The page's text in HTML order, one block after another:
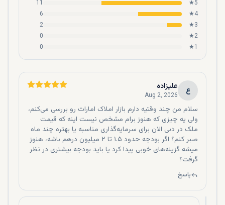
ساختمان های دبیبسیار کمتر است.
امکانات رفاهی پیشرفته آپارتمان ها
آخرین دلیلی که باور داریم بخاطر آن بسیاری از افراد تصمیم
می‌گیرند در آپارتمان‌های دبی زندگی کنند، این است که آپارتمان‌ها
به محل‌های رفاهی عالی مانند باشگاه‌های ورزشی، استخرهای شنا
و فروشگاه‌های خرده‌فروشی دسترسی دارند. البته این گزینه‌های
رفاهی فقط برای برج‌های آپارتمانی مجلل در نظر گرفته نمی‌شوند،
چون آپارتمان‌هایی در دبی برای خرید وجود دارند که علاوه‌بر
داشتن همین امکانات رفاهی، ارزان قیمت نیز هستند.
5
★
11
4
★
6
3
★
2
2
★
0
1
★
0
ع علیزاده
Aug 2, 2026
سلام من چند وقتیه دارم بازار املاک امارات رو بررسی می‌کنم،
ولی یه چیزی که هنوز برام مشخص نیست اینه که قیمت
ملک در دبی الان برای سرمایه‌گذاری مناسبه یا بهتره چند ماه
صبر کنم؟ اگر بودجه حدود ۱.۵ تا ۲ میلیون درهم باشه، هنوز
میشه گزینه‌های خوبی پیدا کرد یا باید بودجه بیشتری در نظر
گرفت؟
پاسخ